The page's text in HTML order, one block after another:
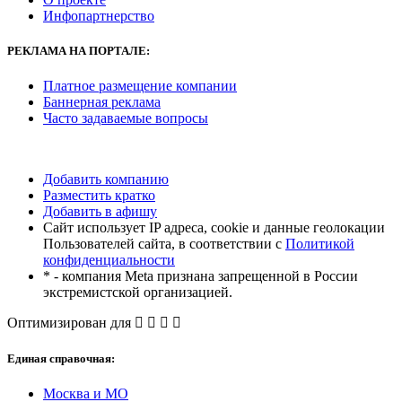
Инфопартнерство
РЕКЛАМАНА ПОРТАЛЕ:
Платное размещение компании
Баннерная реклама
Часто задаваемые вопросы
Добавить компанию
Разместить кратко
Добавить в афишу
Сайт использует IP адреса, cookie и данные геолокации
Пользователей сайта, в соответствии с Политикой
конфиденциальности
* - компания Meta признана запрещенной в России
экстремистской организацией.
Оптимизирован для
Единая справочная:
Москва и МО